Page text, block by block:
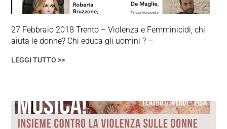
27 Febbraio 2018 Trento – Violenza e Femminicidi, chi
aiuta le donne? Chi educa gli uomini ? –
LEGGI TUTTO >>